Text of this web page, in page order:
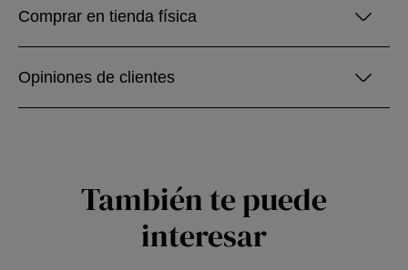
Comprar en tienda física
Opiniones de clientes
También te puede
interesar